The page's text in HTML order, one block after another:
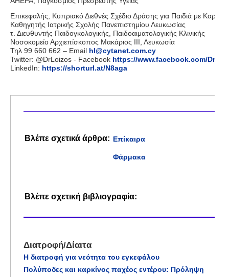
Επικεφαλής, Κυπριακό Διεθνές Σχέδιο Δράσης για Παιδιά με Καρκίνο
Καθηγητής Ιατρικής Σχολής Πανεπιστημίου Λευκωσίας
τ. Διευθυντής Παιδογκολογικής, Παιδοαιματολογικής Κλινικής
Νοσοκομείο Αρχιεπίσκοπος Μακάριος ΙΙΙ, Λευκωσία
Τηλ 99 660 662 – Email hl@cytanet.com.cy
Twitter: @DrLoizos - Facebook https://www.facebook.com/
LinkedIn: https://shorturl.at/N8aga
Βλέπε σχετικά άρθρα: Επίκαιρα
Φάρμακα
Βλέπε σχετική βιβλιογραφία:
Διατροφή/Δίαιτα
Η διατροφή για νεότητα του εγκεφάλου
Πολύποδες και καρκίνος παχέος εντέρου: Πρόληψη